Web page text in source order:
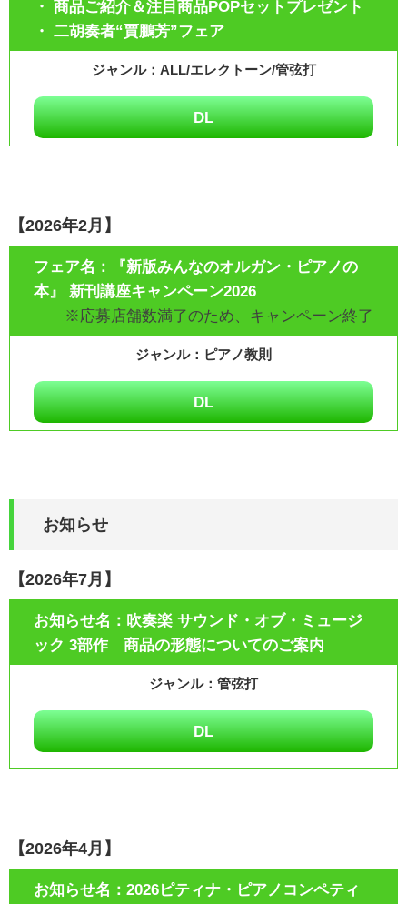
ALL/エレクトーン/管弦打
・ 商品ご紹介＆注目商品POPセットプレゼント
・ 二胡奏者“賈鵬芳”フェア
DL
【2026年2月】
ピアノ教則
『新版みんなのオルガン・ピアノの
本』 新刊講座キャンペーン2026
※応募店舗数満了のため、キャンペーン終了
DL
お知らせ
【2026年7月】
管弦打
吹奏楽 サウンド・オブ・ミュージ
ック 3部作 商品の形態についてのご案内
DL
【2026年4月】
2026ピティナ・ピアノコンペティ